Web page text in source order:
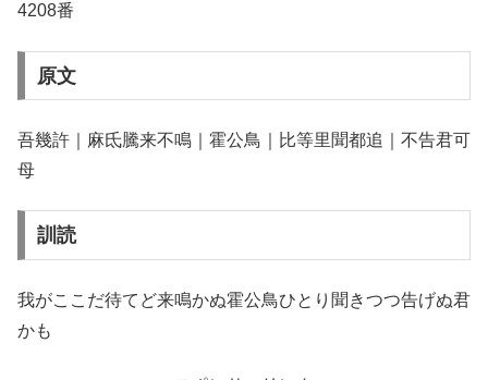
4208番
原文
吾幾許｜麻氐騰来不鳴｜霍公鳥｜比等里聞都追｜不告君可
母
訓読
我がここだ待てど来鳴かぬ霍公鳥ひとり聞きつつ告げぬ君
かも